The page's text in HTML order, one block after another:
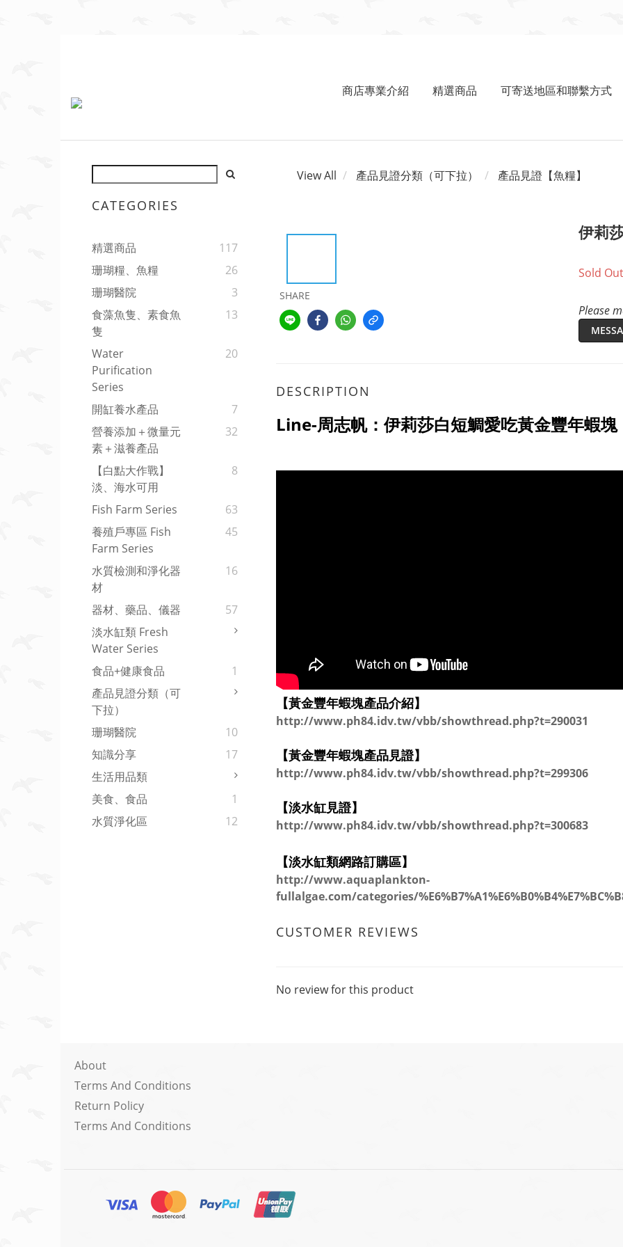
商店專業介紹 精選商品 可寄送地區和聯繫方式
CATEGORIES
精選商品
117
珊瑚糧、魚糧
26
珊瑚醫院
3
食藻魚隻、素食魚
隻
13
Water
Purification
Series
20
開缸養水產品
7
營養添加＋微量元
素＋滋養產品
32
【白點大作戰】
淡、海水可用
8
Fish Farm Series
63
養殖戶專區 Fish
Farm Series
45
水質檢測和淨化器
材
16
器材、藥品、儀器
57
淡水缸類 Fresh
Water Series
食品+健康食品
1
產品見證分類（可
下拉）
珊瑚醫院
10
知識分享
17
生活用品類
美食、食品
1
水質淨化區
12
View All 產品見證分類（可下拉） 產品見證【魚糧】
SHARE
伊莉
Sold Out
Please
DESCRIPTION
Line-周志帆：伊莉莎白短鯛愛吃黃金豐年蝦塊
【黃金豐年蝦塊產品介紹】
http://www.ph84.idv.tw/vbb/showthread.php?t=290031
【黃金豐年蝦塊產品見證】
http://www.ph84.idv.tw/vbb/showthread.php?t=299306
【淡水缸見證】
http://www.ph84.idv.tw/vbb/showthread.php?t=300683
【淡水缸類網路訂購區】
http://www.aquaplankton-
fullalgae.com/categories/
CUSTOMER REVIEWS
No review for this product
About
Terms And Conditions
Return Policy
Terms And Conditions